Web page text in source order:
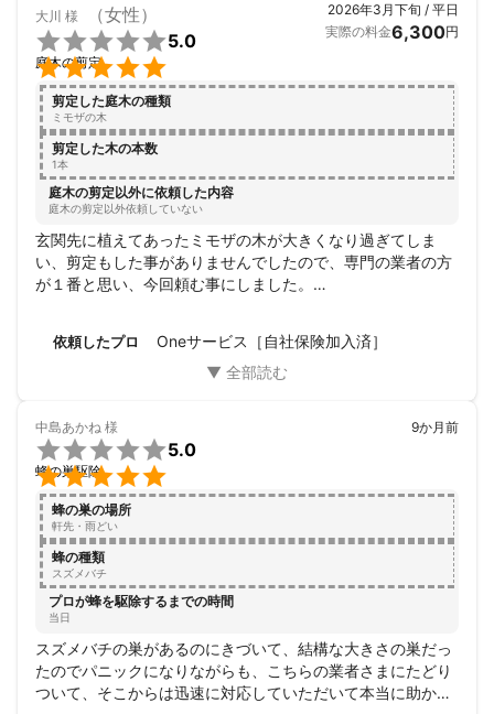
きません。
だからこそ、お客様にとって「長期的視点で一番得な選択」をハ
ッキリと提示します。
■ こんな方は、Oneサービスと最高の相性です
・目先の安さより、将来の「安心と確実性」を重視したい
・技術と責任感のない変な業者に当たりたくない
・一度頼んだら、家のことは全て任せられるパートナーが欲しい
・遠方にある実家や空き家の管理を、安心して丸投げしたい
逆に、「とにかく1円でも安いところがいい」という方には向きま
せん。
私は“値段勝負”は一切しません。
その代わり、あなたの大切な資産を守り抜く、絶対に後悔させな
い仕事をします。
・高難度伐採／抜根（重機進入不可の狭小地対応）
・徹底した草刈り／防草シート施工／人工芝施工（雑草の永久追
・危険木・高所作業
【資産管理】
・空き家の定期管理／実家のメンテナンス
・不用品・残置物の撤去作業・お墓の清掃
※庭の伐採から防草対策、不用品の撤去まで「まとめて丸投げ」さ
れる方が一番多いです。
■ 私のスタンス
✔ 無理な営業は100%しません
✔ お客様の利益にならない不要な工事は勧めません
✔ 「それはやらなくていい」と止める時もあります
✔ 作業後の現場は、施工前よりも圧倒的に美しく仕上げます
「この人に頼んで本当によかった」
その事実と結果を証明するために、私は現場に立ちます。
■ 最後に
大川 様 （女性）


5.0
庭木の剪定
2026年3月下旬 / 平日
実際の料金6,300円
剪定した庭木の種類
ミモザの木
剪定した木の本数
1本
庭木の剪定以外に依頼した内容
庭木の剪定以外依頼していない
玄関先に植えてあったミモザの木が大きくなり過ぎてしま
い、剪定もした事がありませんでしたので、専門の業者の方
が１番と思い、今回頼む事にしました。
が出来たと思っております。
どうしようかとお考えていらっしゃる方に是非ともお勧めし
依頼したプロ Oneサービス［自社保険加入済］
中島あかね 様


5.0
蜂の巣駆除
9か月前
蜂の巣の場所
軒先・雨どい
蜂の種類
スズメバチ
プロが蜂を駆除するまでの時間
当日
スズメバチの巣があるのにきづいて、結構な大きさの巣だっ
たのでパニックになりながらも、こちらの業者さまにたどり
ついて、そこからは迅速に対応していただいて本当に助かり